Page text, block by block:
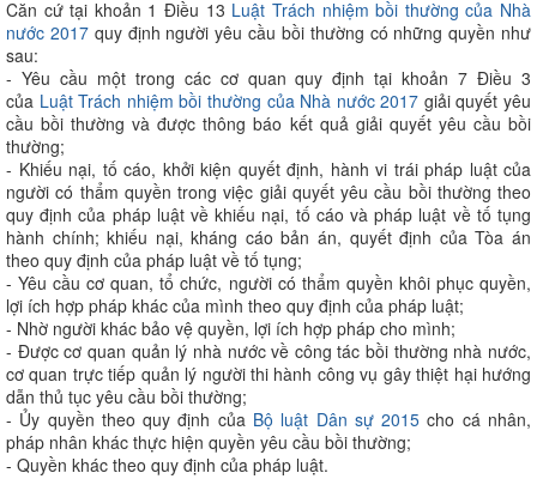
Căn cứ tại khoản 1 Điều 13 Luật Trách nhiệm bồi thường của Nhà
nước 2017quy định người yêu cầu bồi thường có những quyền như
sau:
- Yêu cầu một trong các cơ quan quy định tại khoản 7 Điều 3
của Luật Trách nhiệm bồi thường của Nhà nước 2017 giải quyết yêu
cầu bồi thường và được thông báo kết quả giải quyết yêu cầu bồi
thường;
- Khiếu nại, tố cáo, khởi kiện quyết định, hành vi trái pháp luật của
người có thẩm quyền trong việc giải quyết yêu cầu bồi thường theo
quy định của pháp luật về khiếu nại, tố cáo và pháp luật về tố tụng
hành chính; khiếu nại, kháng cáo bản án, quyết định của Tòa án
theo quy định của pháp luật về tố tụng;
- Yêu cầu cơ quan, tổ chức, người có thẩm quyền khôi phục quyền,
lợi ích hợp pháp khác của mình theo quy định của pháp luật;
- Nhờ người khác bảo vệ quyền, lợi ích hợp pháp cho mình;
- Được cơ quan quản lý nhà nước về công tác bồi thường nhà nước,
cơ quan trực tiếp quản lý người thi hành công vụ gây thiệt hại hướng
dẫn thủ tục yêu cầu bồi thường;
- Ủy quyền theo quy định của Bộ luật Dân sự 2015 cho cá nhân,
pháp nhân khác thực hiện quyền yêu cầu bồi thường;
- Quyền khác theo quy định của pháp luật.